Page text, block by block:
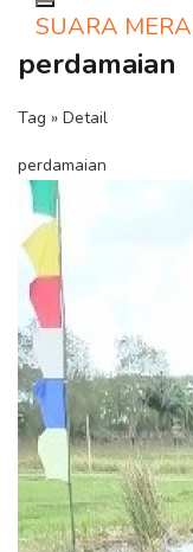
Toggle navigation
SUARA
perdamaian
Tag » Detail
perdamaian